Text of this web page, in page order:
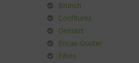
Brunch
Confitures
Dessert
Encas-Gouter
Fêtes